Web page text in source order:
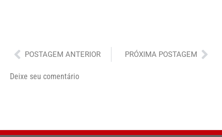
Anterior
POSTAGEM ANTERIOR PRÓXIMA POSTAGEM
Deixe seu comentário